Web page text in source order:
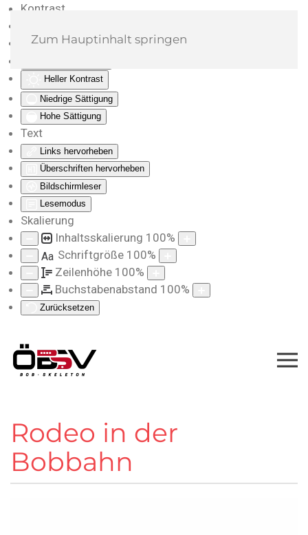
Kontrast
Monochrom
Heller Kontrast
Niedrige Sättigung
Hohe Sättigung
Text
Links hervorheben
Überschriften hervorheben
Bildschirmleser
Lesemodus
Skalierung
Inhaltsskalierung 100%
Aa Schriftgröße 100%
Zeilenhöhe 100%
Buchstabenabstand 100%
Zurücksetzen
Zum Hauptinhalt springen
Rodeo in der
Bobbahn